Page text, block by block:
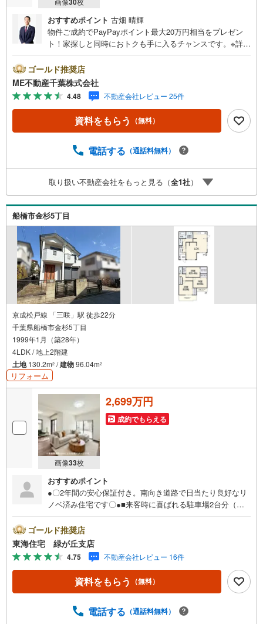
おすすめポイント 古畑 晴輝
物件ご成約でPayPayポイント最大20万円相当をプレゼン
ト！家探しと同時におトクも手に入るチャンスです。※詳し
送迎無料！頭金なし・銀行比較＆相談可！ テレビで紹介さ
れた『やどかリッチ』使えます！豊かに過ごすには『イン
テリア』家具や家電と『エクステリア』カーポートや楽し
める庭、この充実度で変わってきます。これらを一括で購
入でき、その代金を住宅ローンに組み込むことが可能なサ
ービス、それがやどかリッチです。 頭金0円でもOK！（諸
の？疾病ってなに？ローン組めるかな？」わからないこと
ーンの組み方、知らないと損する税金のこと等トータルで
サポート致します！
ゴールド推奨店
ME不動産千葉株式会社
4.48 不動産会社レビュー 25件
資料をもらう （無料）
電話する （通話料無料）
取り扱い不動産会社をもっと見る（全1社）
船橋市金杉5丁目
京成松戸線 「三咲」駅 徒歩22分
千葉県船橋市金杉5丁目
1999年1月（築28年）
4LDK / 地上2階建
土地130.2m2 /建物96.04m2
リフォーム
画像33枚
2,699万円
成約でもらえる
おすすめポイント
●〇2年間の安心保証付き。南向き道路で日当たり良好なリ
ノベ済み住宅です〇●■来客時に喜ばれる駐車場2台分（車
でアクセス可能で便利です。
ゴールド推奨店
東海住宅 緑が丘支店
4.75 不動産会社レビュー 16件
資料をもらう （無料）
電話する （通話料無料）